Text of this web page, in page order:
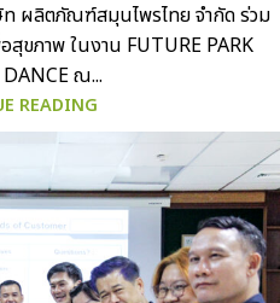
ผลิตภัณฑ์สมุนไพรไทย จำกัด ร่วม
ภาพ ในงาน FUTURE PARK
ณ...
READING